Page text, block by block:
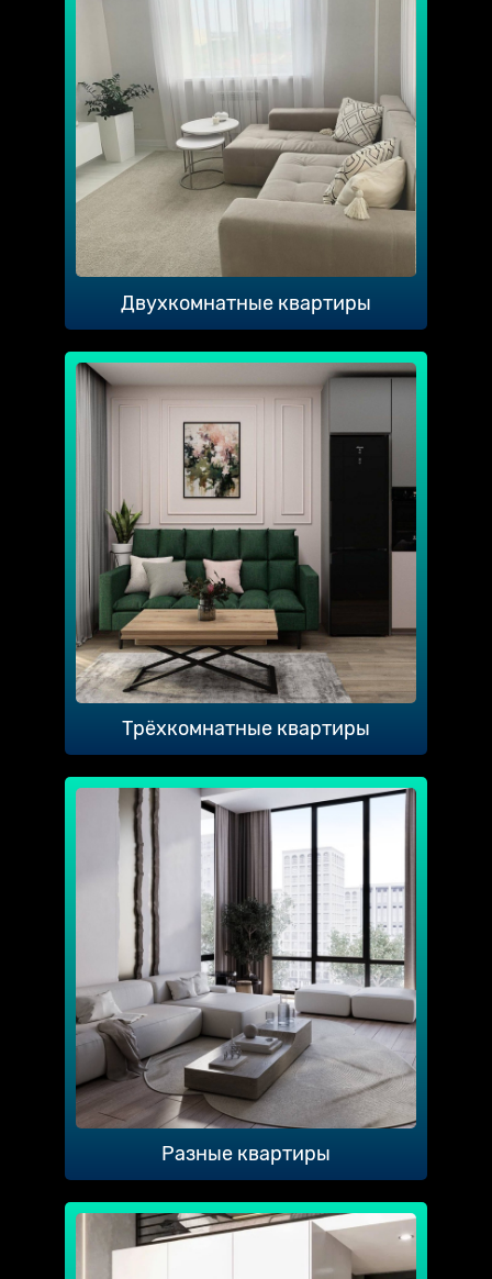
Двухкомнатные квартиры
Трёхкомнатные квартиры
Разные квартиры